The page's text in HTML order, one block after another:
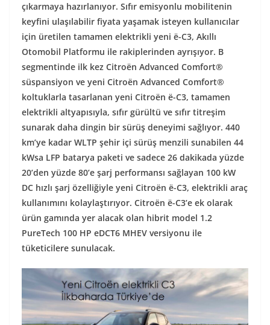
çıkarmaya hazırlanıyor. Sıfır emisyonlu mobilitenin
keyfini ulaşılabilir fiyata yaşamak isteyen kullanıcılar
için üretilen tamamen elektrikli yeni ë-C3, Akıllı
Otomobil Platformu ile rakiplerinden ayrışıyor. B
segmentinde ilk kez Citroën Advanced Comfort®
süspansiyon ve yeni Citroën Advanced Comfort®
koltuklarla tasarlanan yeni Citroën ë-C3, tamamen
elektrikli altyapısıyla, sıfır gürültü ve sıfır titreşim
sunarak daha dingin bir sürüş deneyimi sağlıyor. 440
km’ye kadar WLTP şehir içi sürüş menzili sunabilen 44
kWsa LFP batarya paketi ve sadece 26 dakikada yüzde
20’den yüzde 80’e şarj performansı sağlayan 100 kW
DC hızlı şarj özelliğiyle yeni Citroën ë-C3, elektrikli araç
kullanımını kolaylaştırıyor. Citroën ë-C3’e ek olarak
ürün gamında yer alacak olan hibrit model 1.2
PureTech 100 HP eDCT6 MHEV versiyonu ile
tüketicilere sunulacak.